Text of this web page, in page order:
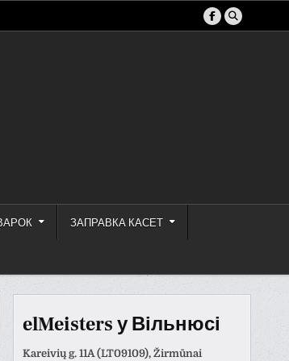
ЗАПРАВКА КАСЕТ
elMeisters у Вільнюсі
Kareivių g. 11A (LT09109), Žirmūnai